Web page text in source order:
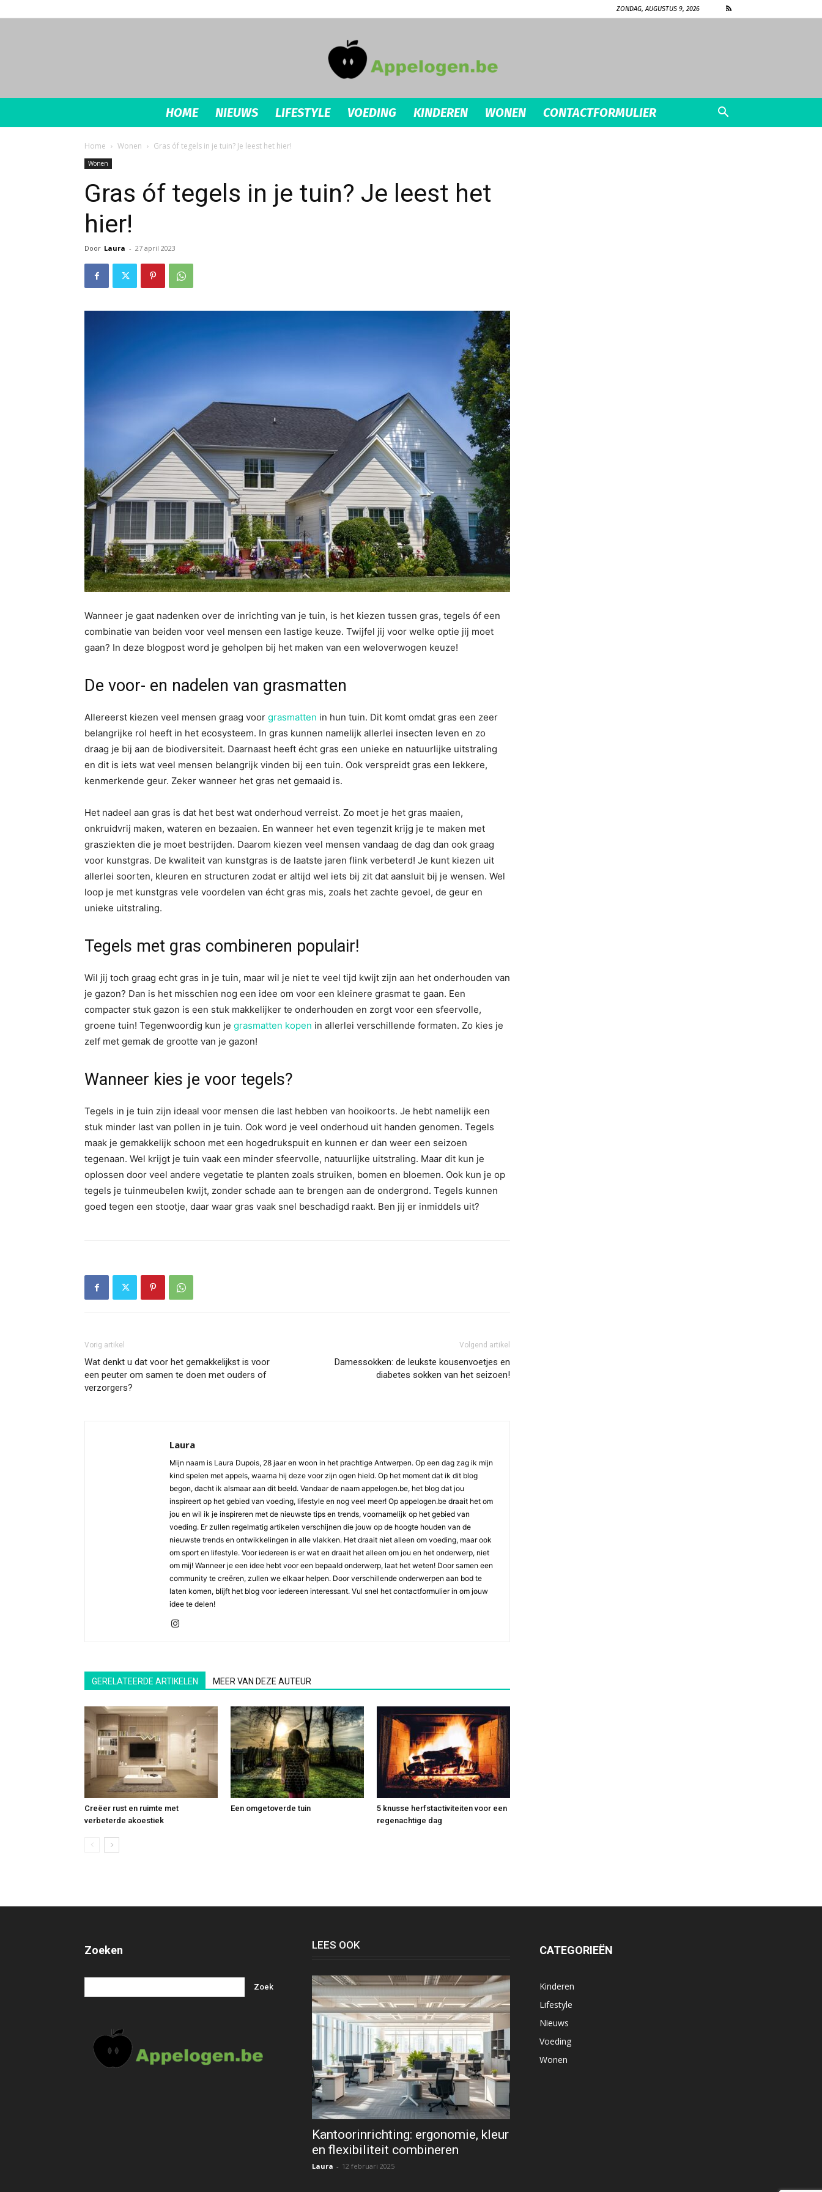
ZONDAG, AUGUSTUS 9, 2026
appelogen.be
HOME NIEUWS LIFESTYLE VOEDING KINDEREN WONEN CONTACTFORMULIER
Home Wonen Gras óf tegels in je tuin? Je leest het hier!
Wonen
Gras óf tegels in je tuin? Je leest het
hier!
Door Laura - 27 april 2023
Wanneer je gaat nadenken over de inrichting van je tuin, is het kiezen tussen gras, tegels óf een
combinatie van beiden voor veel mensen een lastige keuze. Twijfel jij voor welke optie jij moet
gaan? In deze blogpost word je geholpen bij het maken van een weloverwogen keuze!
De voor- en nadelen van grasmatten
Allereerst kiezen veel mensen graag voor grasmatten in hun tuin. Dit komt omdat gras een zeer
belangrijke rol heeft in het ecosysteem. In gras kunnen namelijk allerlei insecten leven en zo
draag je bij aan de biodiversiteit. Daarnaast heeft écht gras een unieke en natuurlijke uitstraling
en dit is iets wat veel mensen belangrijk vinden bij een tuin. Ook verspreidt gras een lekkere,
kenmerkende geur. Zeker wanneer het gras net gemaaid is.
Het nadeel aan gras is dat het best wat onderhoud verreist. Zo moet je het gras maaien,
onkruidvrij maken, wateren en bezaaien. En wanneer het even tegenzit krijg je te maken met
grasziekten die je moet bestrijden. Daarom kiezen veel mensen vandaag de dag dan ook graag
voor kunstgras. De kwaliteit van kunstgras is de laatste jaren flink verbeterd! Je kunt kiezen uit
allerlei soorten, kleuren en structuren zodat er altijd wel iets bij zit dat aansluit bij je wensen. Wel
loop je met kunstgras vele voordelen van écht gras mis, zoals het zachte gevoel, de geur en
unieke uitstraling.
Tegels met gras combineren populair!
Wil jij toch graag echt gras in je tuin, maar wil je niet te veel tijd kwijt zijn aan het onderhouden van
je gazon? Dan is het misschien nog een idee om voor een kleinere grasmat te gaan. Een
compacter stuk gazon is een stuk makkelijker te onderhouden en zorgt voor een sfeervolle,
groene tuin! Tegenwoordig kun je grasmatten kopen in allerlei verschillende formaten. Zo kies je
zelf met gemak de grootte van je gazon!
Wanneer kies je voor tegels?
Tegels in je tuin zijn ideaal voor mensen die last hebben van hooikoorts. Je hebt namelijk een
stuk minder last van pollen in je tuin. Ook word je veel onderhoud uit handen genomen. Tegels
maak je gemakkelijk schoon met een hogedrukspuit en kunnen er dan weer een seizoen
tegenaan. Wel krijgt je tuin vaak een minder sfeervolle, natuurlijke uitstraling. Maar dit kun je
oplossen door veel andere vegetatie te planten zoals struiken, bomen en bloemen. Ook kun je op
tegels je tuinmeubelen kwijt, zonder schade aan te brengen aan de ondergrond. Tegels kunnen
goed tegen een stootje, daar waar gras vaak snel beschadigd raakt. Ben jij er inmiddels uit?
Vorig artikel
Wat denkt u dat voor het gemakkelijkst is voor
een peuter om samen te doen met ouders of
verzorgers?
Volgend artikel
Damessokken: de leukste kousenvoetjes en
diabetes sokken van het seizoen!
Laura
Mijn naam is Laura Dupois, 28 jaar en woon in het prachtige Antwerpen. Op een dag zag ik mijn
kind spelen met appels, waarna hij deze voor zijn ogen hield. Op het moment dat ik dit blog
begon, dacht ik alsmaar aan dit beeld. Vandaar de naam appelogen.be, het blog dat jou
inspireert op het gebied van voeding, lifestyle en nog veel meer! Op appelogen.be draait het om
jou en wil ik je inspireren met de nieuwste tips en trends, voornamelijk op het gebied van
voeding. Er zullen regelmatig artikelen verschijnen die jouw op de hoogte houden van de
nieuwste trends en ontwikkelingen in alle vlakken. Het draait niet alleen om voeding, maar ook
om sport en lifestyle. Voor iedereen is er wat en draait het alleen om jou en het onderwerp, niet
om mij! Wanneer je een idee hebt voor een bepaald onderwerp, laat het weten! Door samen een
community te creëren, zullen we elkaar helpen. Door verschillende onderwerpen aan bod te
laten komen, blijft het blog voor iedereen interessant. Vul snel het contactformulier in om jouw
idee te delen!
GERELATEERDE ARTIKELEN MEER VAN DEZE AUTEUR
Creëer rust en ruimte met
verbeterde akoestiek
Een omgetoverde tuin
5 knusse herfstactiviteiten voor een
regenachtige dag
Zoeken LEES OOK
Kantoorinrichting: ergonomie, kleur
en flexibiliteit combineren
Laura - 12 februari 2025
CATEGORIEËN
Kinderen
Lifestyle
Nieuws
Voeding
Wonen